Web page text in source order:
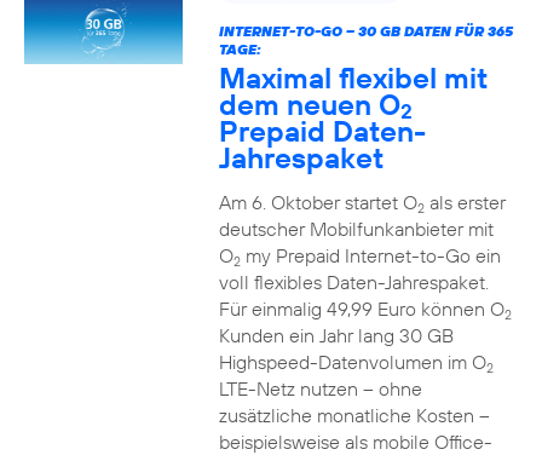
INTERNET-TO-GO – 30 GB DATEN FÜR 365
TAGE:
Maximal flexibel mit
dem neuen O2
Prepaid Daten-
Jahrespaket
Am 6. Oktober startet O2als erster
deutscher Mobilfunkanbieter mit
O2my Prepaid Internet-to-Go ein
voll flexibles Daten-Jahrespaket.
Für einmalig 49,99 Euro können O2
Kunden ein Jahr lang 30 GB
Highspeed-Datenvolumen im O2
LTE-Netz nutzen – ohne
zusätzliche monatliche Kosten –
beispielsweise als mobile Office-